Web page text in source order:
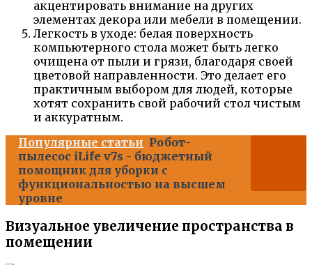
акцентировать внимание на других
элементах декора или мебели в помещении.
Легкость в уходе: белая поверхность
компьютерного стола может быть легко
очищена от пыли и грязи, благодаря своей
цветовой направленности. Это делает его
практичным выбором для людей, которые
хотят сохранить свой рабочий стол чистым
и аккуратным.
Популярные статьи Робот-
пылесос iLife v7s - бюджетный
помощник для уборки с
функциональностью на высшем
уровне
Визуальное увеличение пространства в
помещении